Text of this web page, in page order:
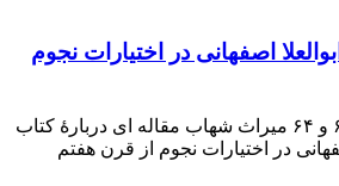
اصفهانی در اختیارات نجوم
جواد بشری در شماره ۶۳ و ۶۴ میراث شهاب مقاله ای دربارۀ کتاب
در اختیارات نجوم از قرن هفتم